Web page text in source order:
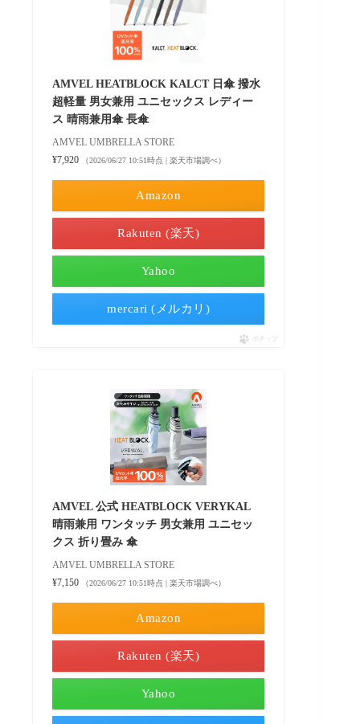
AMVEL HEATBLOCK KALCT 日傘 撥水
超軽量 男女兼用 ユニセックス レディー
ス 晴雨兼用傘 長傘
AMVEL UMBRELLA STORE
¥7,920
（2026/06/27 10:51時点 | 楽天市場調べ）
Amazon
Rakuten (楽天)
Yahoo
mercari (メルカリ)
ポチップ
AMVEL 公式 HEATBLOCK VERYKAL
晴雨兼用 ワンタッチ 男女兼用 ユニセッ
クス 折り畳み 傘
AMVEL UMBRELLA STORE
¥7,150
（2026/06/27 10:51時点 | 楽天市場調べ）
Amazon
Rakuten (楽天)
Yahoo